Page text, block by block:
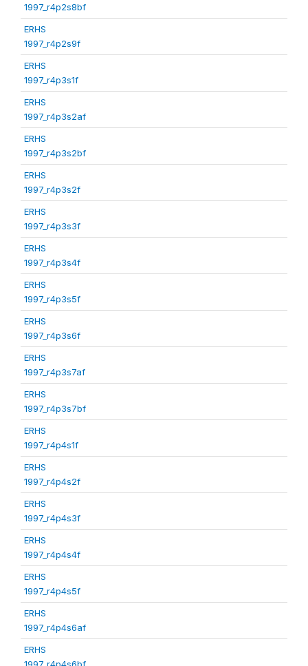
1997_r4p2s8bf
ERHS
1997_r4p2s9f
ERHS
1997_r4p3s1f
ERHS
1997_r4p3s2af
ERHS
1997_r4p3s2bf
ERHS
1997_r4p3s2f
ERHS
1997_r4p3s3f
ERHS
1997_r4p3s4f
ERHS
1997_r4p3s5f
ERHS
1997_r4p3s6f
ERHS
1997_r4p3s7af
ERHS
1997_r4p3s7bf
ERHS
1997_r4p4s1f
ERHS
1997_r4p4s2f
ERHS
1997_r4p4s3f
ERHS
1997_r4p4s4f
ERHS
1997_r4p4s5f
ERHS
1997_r4p4s6af
ERHS
1997_r4p4s6bf